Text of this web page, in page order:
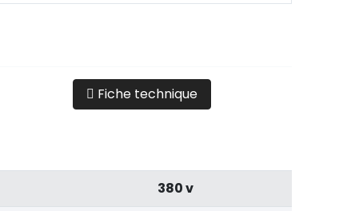
Fiche technique
380 v